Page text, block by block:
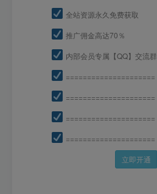
全站资源永久免费获取
推广佣金高达70％
内部会员专属【QQ】交流群
=====================
=====================
=====================
=====================
立即开通